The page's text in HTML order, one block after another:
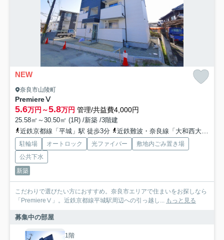
NEW
奈良市山陵町
PremiereⅤ
5.6万円～5.8万円 管理/共益費4,000円
25.58㎡～30.50㎡ (1R) /新築 /3階建
近鉄京都線「平城」駅 徒歩3分
近鉄難波・奈良線「大和西大寺」駅 徒歩14分
駐輪場 オートロック 光ファイバー
敷地内ごみ置き場
公共下水
新築
こだわりで選びたい方におすすめ。奈良市エリアで住まいをお探しなら
「PremiereⅤ」。近鉄京都線平城駅周辺への引っ越し...
もっと見る
募集中の部屋
1階